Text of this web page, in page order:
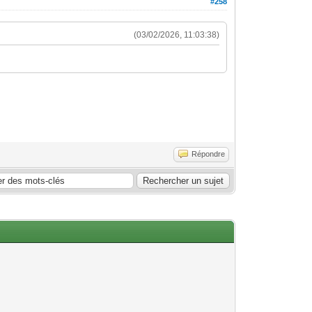
(03/02/2026, 11:03:38)
Répondre